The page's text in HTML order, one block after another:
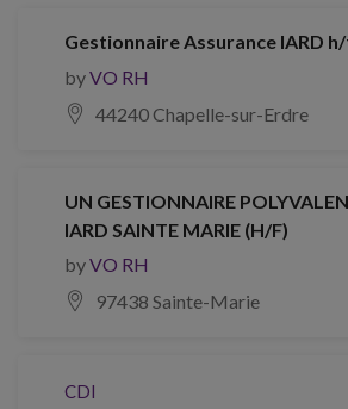
Gestionnaire Assurance IARD
byVO RH
44240 Chapelle-sur-Erdre
UN GESTIONNAIRE
IARD SAINTE MARIE (H/F)
byVO RH
97438 Sainte-Marie
CDI